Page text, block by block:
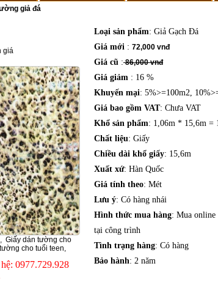
giả đá
giá
, Giấy dán tường cho
cho tuổi teen,
0977.729.928
Loại sản phẩm: Giả Gạch Đá
Giá mới : 72,000 vnđ
Giá cũ :86,000 vnđ
Giá giảm : 16 %
Khuyến mại: 5%>=100m2,
Giá bao gồm VAT: Chưa VAT
Khổ sản phẩm: 1,06m * 15,6m =
Chất liệu: Giấy
Chiều dài khổ giấy: 15,6m
Xuất xứ: Hàn Quốc
Giá tính theo: Mét
Lưu ý: Có hàng nhái
Hình thức mua hàng: Mua online
tại công trình
Tình trạng hàng: Có hàng
Bảo hành: 2 năm